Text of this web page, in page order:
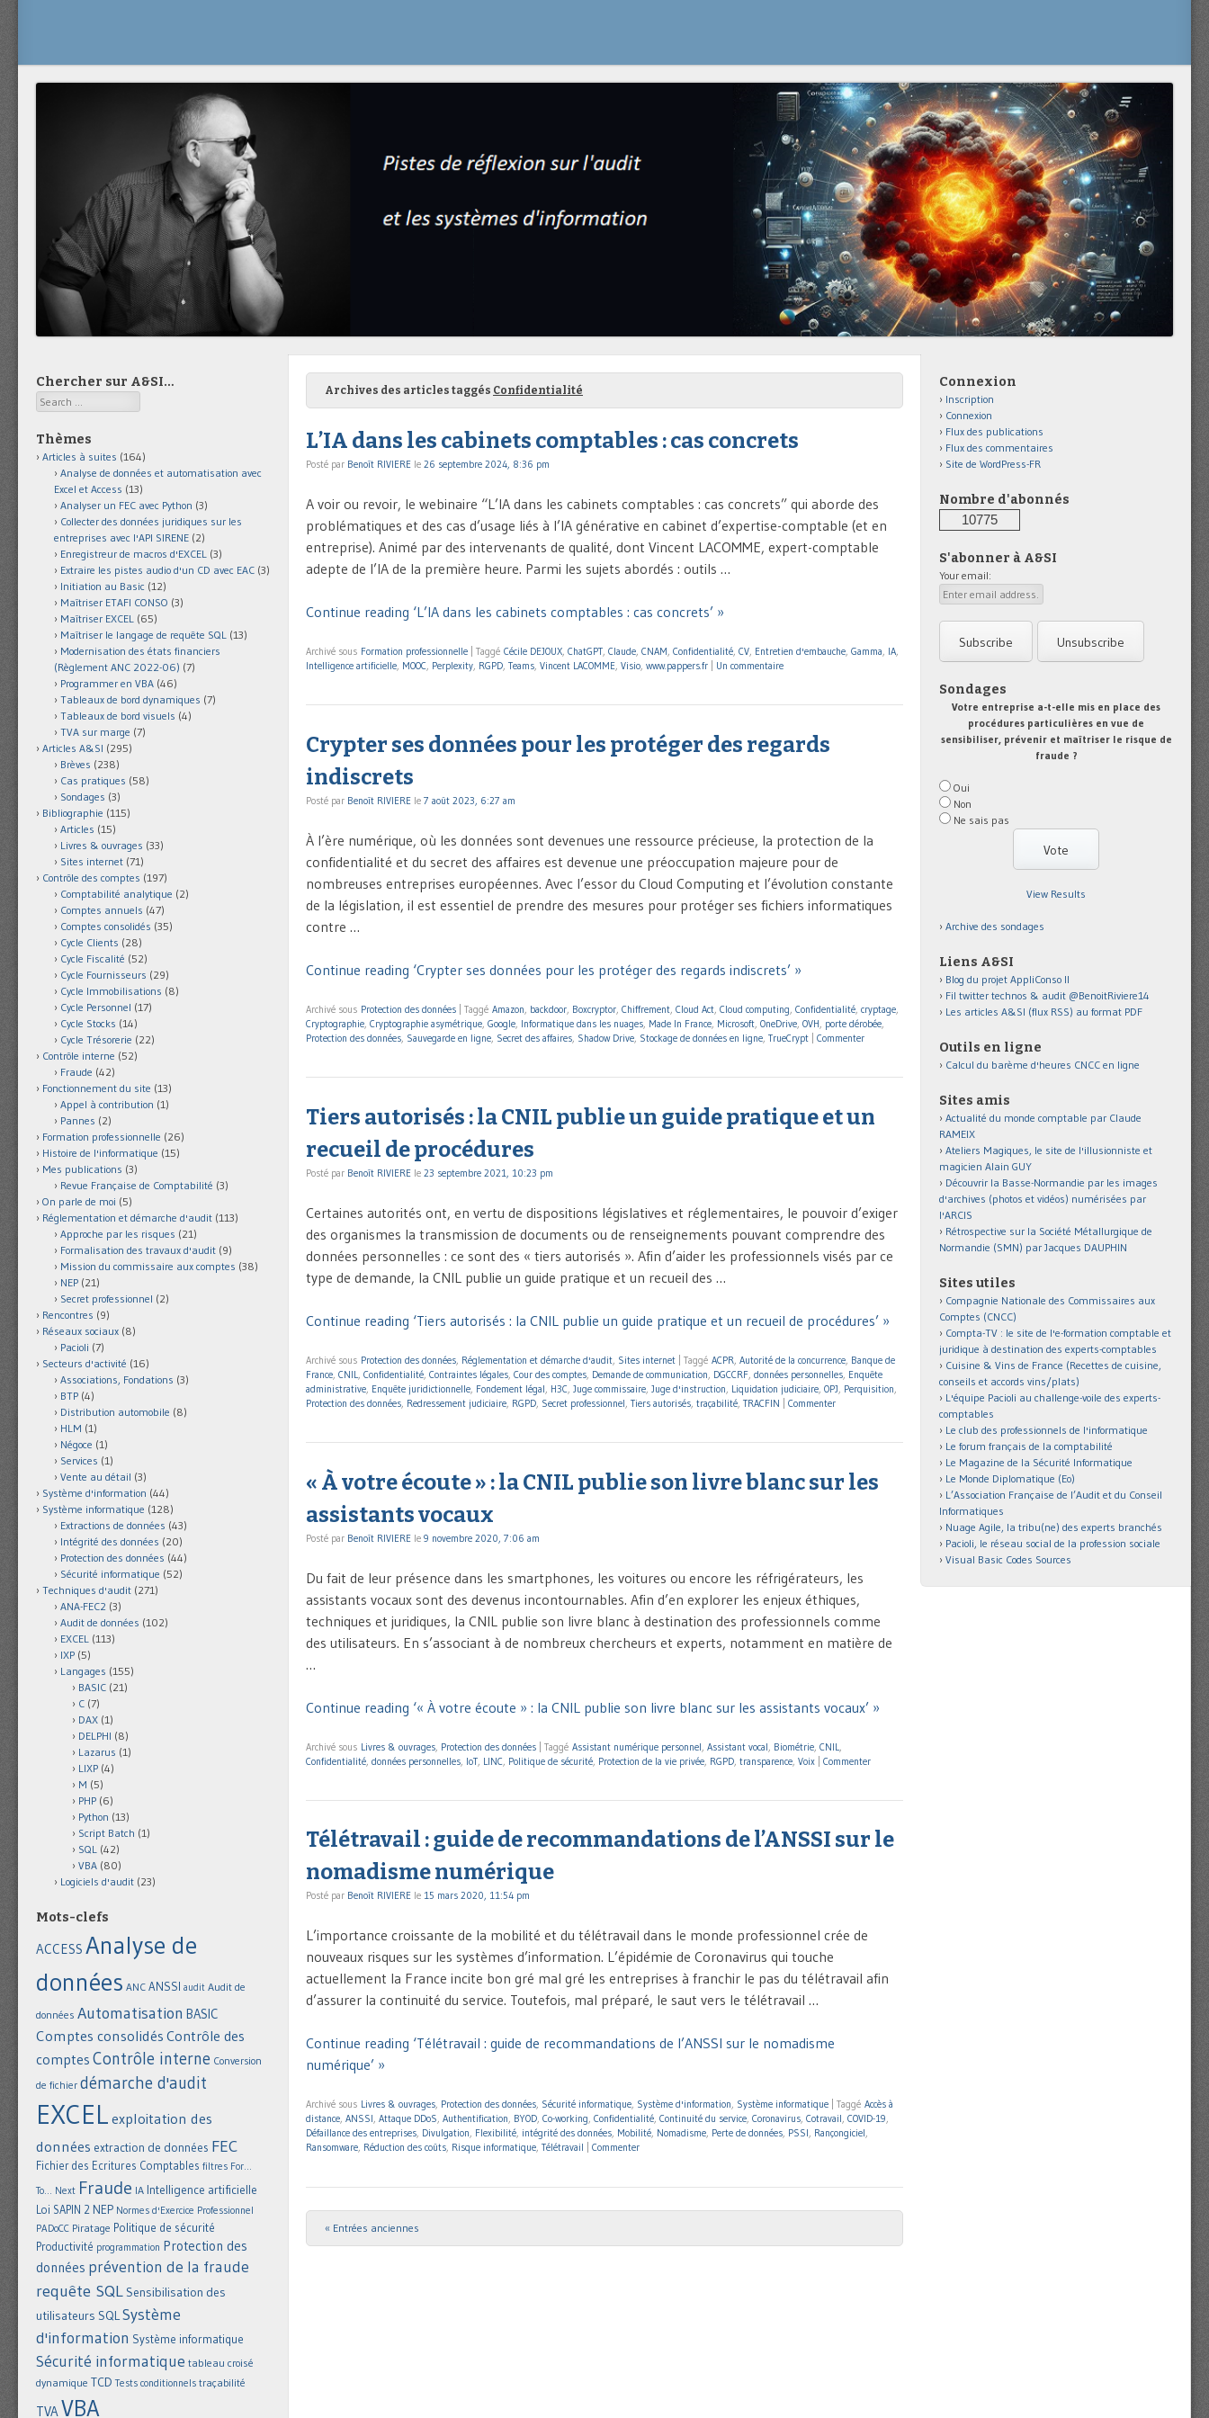
Archives des articles taggés Confidentialité
L’IA dans les cabinets comptables : cas concrets
Posté par Benoît RIVIERE le 26 septembre 2024, 8:36 pm
A voir ou revoir, le webinaire “L’IA dans les cabinets comptables : cas concrets” qui aborde des
problématiques et des cas d’usage liés à l’IA générative en cabinet d’expertise-comptable (et en
entreprise). Animé par des intervenants de qualité, dont Vincent LACOMME, expert-comptable
adepte de l’IA de la première heure. Parmi les sujets abordés : outils …
Continue reading ‘L’IA dans les cabinets comptables : cas concrets’ »
Archivé sous Formation professionnelle Taggé Cécile DEJOUX, ChatGPT, Claude, CNAM, Confidentialité, CV, Entretien d'embauche, Gamma, IA,
Intelligence artificielle, MOOC, Perplexity, RGPD, Teams, Vincent LACOMME, Visio, www.pappers.fr Un commentaire
Crypter ses données pour les protéger des regards
indiscrets
Posté par Benoît RIVIERE le 7 août 2023, 6:27 am
À l’ère numérique, où les données sont devenues une ressource précieuse, la protection de la
confidentialité et du secret des affaires est devenue une préoccupation majeure pour de
nombreuses entreprises européennes. Avec l’essor du Cloud Computing et l’évolution constante
de la législation, il est essentiel de prendre des mesures pour protéger ses fichiers informatiques
contre …
Continue reading ‘Crypter ses données pour les protéger des regards indiscrets’ »
Archivé sous Protection des données Taggé Amazon, backdoor, Boxcryptor, Chiffrement, Cloud Act, Cloud computing, Confidentialité, cryptage,
Cryptographie, Cryptographie asymétrique, Google, Informatique dans les nuages, Made In France, Microsoft, OneDrive, OVH, porte dérobée,
Protection des données, Sauvegarde en ligne, Secret des affaires, Shadow Drive, Stockage de données en ligne, TrueCrypt Commenter
Tiers autorisés : la CNIL publie un guide pratique et un
recueil de procédures
Posté par Benoît RIVIERE le 23 septembre 2021, 10:23 pm
Certaines autorités ont, en vertu de dispositions législatives et réglementaires, le pouvoir d’exiger
des organismes la transmission de documents ou de renseignements pouvant comprendre des
données personnelles : ce sont des « tiers autorisés ». Afin d’aider les professionnels visés par ce
type de demande, la CNIL publie un guide pratique et un recueil des …
Continue reading ‘Tiers autorisés : la CNIL publie un guide pratique et un recueil de procédures’ »
Archivé sous Protection des données, Réglementation et démarche d'audit, Sites internet Taggé ACPR, Autorité de la concurrence, Banque de
France, CNIL, Confidentialité, Contraintes légales, Cour des comptes, Demande de communication, DGCCRF, données personnelles, Enquête
administrative, Enquête juridictionnelle, Fondement légal, H3C, Juge commissaire, Juge d'instruction, Liquidation judiciaire, OPJ, Perquisition,
Protection des données, Redressement judiciaire, RGPD, Secret professionnel, Tiers autorisés, traçabilité, TRACFIN Commenter
« À votre écoute » : la CNIL publie son livre blanc sur les
assistants vocaux
Posté par Benoît RIVIERE le 9 novembre 2020, 7:06 am
Du fait de leur présence dans les smartphones, les voitures ou encore les réfrigérateurs, les
assistants vocaux sont des devenus incontournables. Afin d’en explorer les enjeux éthiques,
techniques et juridiques, la CNIL publie son livre blanc à destination des professionnels comme
des utilisateurs. En s’associant à de nombreux chercheurs et experts, notamment en matière de
…
Continue reading ‘« À votre écoute » : la CNIL publie son livre blanc sur les assistants vocaux’ »
Archivé sous Livres & ouvrages Protection des données Taggé Assistant numérique personnel Assistant vocal Biométrie CNIL
Confidentialité données personnelles IoT LINC Politique de sécurité Protection de la vie privée RGPD transparence Voix Commenter
Télétravail : guide de recommandations de l’ANSSI sur le
nomadisme numérique
Posté par Benoît RIVIERE le 15 mars 2020, 11:54 pm
L’importance croissante de la mobilité et du télétravail dans le monde professionnel crée de
nouveaux risques sur les systèmes d’information. L’épidémie de Coronavirus qui touche
actuellement la France incite bon gré mal gré les entreprises à franchir le pas du télétravail afin
d’assurer la continuité du service. Toutefois, mal préparé, le saut vers le télétravail …
Continue reading ‘Télétravail : guide de recommandations de l’ANSSI sur le nomadisme
numérique’ »
Archivé sous Livres & ouvrages, Protection des données, Sécurité informatique, Système d'information, Système informatique Taggé Accès à
distance, ANSSI, Attaque DDoS, Authentification, BYOD, Co-working, Confidentialité, Continuité du service, Coronavirus, Cotravail, COVID-19,
Défaillance des entreprises, Divulgation, Flexibilité, intégrité des données, Mobilité, Nomadisme, Perte de données, PSSI, Rançongiciel,
Ransomware, Réduction des coûts, Risque informatique, Télétravail Commenter
Post navigation
« Entrées anciennes
Chercher sur A&SI…
Search
Thèmes
Articles à suites (164)
Analyse de données et automatisation avec
Excel et Access (13)
Analyser un FEC avec Python (3)
Collecter des données juridiques sur les
entreprises avec l'API SIRENE (2)
Enregistreur de macros d'EXCEL (3)
Extraire les pistes audio d'un CD avec EAC (3)
Initiation au Basic (12)
Maîtriser ETAFI CONSO (3)
Maîtriser EXCEL (65)
Maîtriser le langage de requête SQL (13)
Modernisation des états financiers
(Règlement ANC 2022-06) (7)
Programmer en VBA (46)
Tableaux de bord dynamiques (7)
Tableaux de bord visuels (4)
TVA sur marge (7)
Articles A&SI (295)
Brèves (238)
Cas pratiques (58)
Sondages (3)
Bibliographie (115)
Articles (15)
Livres & ouvrages (33)
Sites internet (71)
Contrôle des comptes (197)
Comptabilité analytique (2)
Comptes annuels (47)
Comptes consolidés (35)
Cycle Clients (28)
Cycle Fiscalité (52)
Cycle Fournisseurs (29)
Cycle Immobilisations (8)
Cycle Personnel (17)
Cycle Stocks (14)
Cycle Trésorerie (22)
Contrôle interne (52)
Fraude (42)
Fonctionnement du site (13)
Appel à contribution (1)
Pannes (2)
Formation professionnelle (26)
Histoire de l'informatique (15)
Mes publications (3)
Revue Française de Comptabilité (3)
On parle de moi (5)
Réglementation et démarche d'audit (113)
Approche par les risques (21)
Formalisation des travaux d'audit (9)
Mission du commissaire aux comptes (38)
NEP (21)
Secret professionnel (2)
Rencontres (9)
Réseaux sociaux (8)
Pacioli (7)
Secteurs d'activité (16)
Associations, Fondations (3)
BTP (4)
Distribution automobile (8)
HLM (1)
Négoce (1)
Services (1)
Vente au détail (3)
Système d'information (44)
Système informatique (128)
Extractions de données (43)
Intégrité des données (20)
Protection des données (44)
Sécurité informatique (52)
Techniques d'audit (271)
ANA-FEC2 (3)
Audit de données (102)
EXCEL (113)
IXP (5)
Langages (155)
BASIC (21)
C (7)
DAX (1)
DELPHI (8)
Lazarus (1)
LIXP (4)
M (5)
PHP (6)
Python (13)
Script Batch (1)
SQL (42)
VBA (80)
Logiciels d'audit (23)
Mots-clefs
ACCESS Analyse de
données ANC ANSSI audit Audit de
données Automatisation BASIC
Comptes consolidés Contrôle des
comptes Contrôle interne Conversion
de fichier démarche d'audit
EXCEL exploitation des
données extraction de données FEC
Fichier des Ecritures Comptables filtres For...
To... Next Fraude IA Intelligence artificielle
Loi SAPIN 2 NEP Normes d'Exercice Professionnel
PADoCC Piratage Politique de sécurité
Productivité programmation Protection des
données prévention de la fraude
requête SQL Sensibilisation des
utilisateurs SQLSystème
d'information Système informatique
Sécurité informatique tableau croisé
dynamique TCD Tests conditionnels traçabilité
TVAVBA
Connexion
Inscription
Connexion
Flux des publications
Flux des commentaires
Site de WordPress-FR
Nombre d'abonnés
10775
S'abonner à A&SI
Your email:
Sondages
Votre entreprise a-t-elle mis en place des
procédures particulières en vue de
sensibiliser, prévenir et maîtriser le risque de
fraude ?
Oui
Non
Ne sais pas
View Results
Archive des sondages
Liens A&SI
Blog du projet AppliConso II
Fil twitter technos & audit @BenoitRiviere14
Les articles A&SI (flux RSS) au format PDF
Outils en ligne
Calcul du barème d'heures CNCC en ligne
Sites amis
Actualité du monde comptable par Claude
RAMEIX
Ateliers Magiques, le site de l'illusionniste et
magicien Alain GUY
Découvrir la Basse-Normandie par les images
d'archives (photos et vidéos) numérisées par
l'ARCIS
Rétrospective sur la Société Métallurgique de
Normandie (SMN) par Jacques DAUPHIN
Sites utiles
Compagnie Nationale des Commissaires aux
Comptes (CNCC)
Compta-TV : le site de l'e-formation comptable et
juridique à destination des experts-comptables
Cuisine & Vins de France (Recettes de cuisine,
conseils et accords vins/plats)
L'équipe Pacioli au challenge-voile des experts-
comptables
Le club des professionnels de l'informatique
Le forum français de la comptabilité
Le Magazine de la Sécurité Informatique
Le Monde Diplomatique (Eo)
L’Association Française de l’Audit et du Conseil
Informatiques
Nuage Agile, la tribu(ne) des experts branchés
Pacioli, le réseau social de la profession sociale
Visual Basic Codes Sources